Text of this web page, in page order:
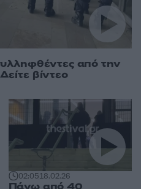
από την
βίντεο
02:0518.02.26